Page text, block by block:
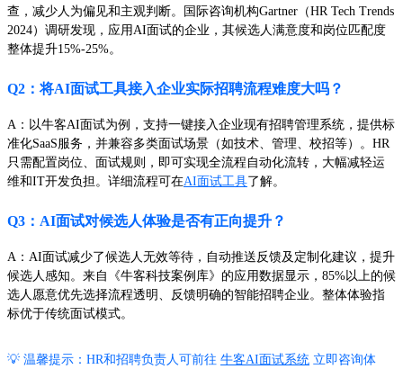
查，减少人为偏见和主观判断。国际咨询机构Gartner（HR Tech Trends
2024）调研发现，应用AI面试的企业，其候选人满意度和岗位匹配度
整体提升15%-25%。
Q2：将AI面试工具接入企业实际招聘流程难度大吗？
A：以牛客AI面试为例，支持一键接入企业现有招聘管理系统，提供标
准化SaaS服务，并兼容多类面试场景（如技术、管理、校招等）。HR
只需配置岗位、面试规则，即可实现全流程自动化流转，大幅减轻运
维和IT开发负担。详细流程可在AI面试工具了解。
Q3：AI面试对候选人体验是否有正向提升？
A：AI面试减少了候选人无效等待，自动推送反馈及定制化建议，提升
候选人感知。来自《牛客科技案例库》的应用数据显示，85%以上的候
选人愿意优先选择流程透明、反馈明确的智能招聘企业。整体体验指
标优于传统面试模式。
💡 温馨提示：HR和招聘负责人可前往 牛客AI面试系统 立即咨询体